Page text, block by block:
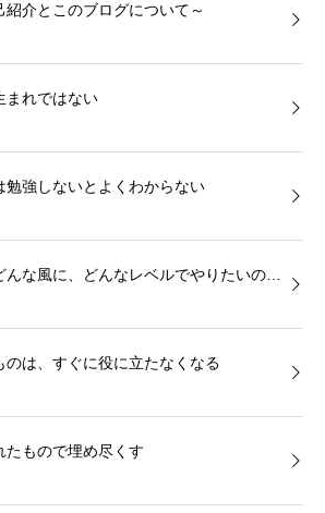
介とこのブログについて～
まれではない
勉強しないとよくわからない
な風に、どんなレベルでやりたいの…
は、すぐに役に立たなくなる
もので埋め尽くす